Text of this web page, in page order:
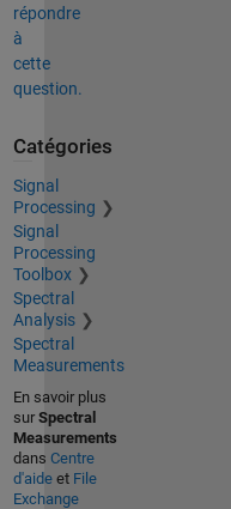
répondre
à
cette
question.
Catégories
Signal
Processing
Signal
Processing
Toolbox
Spectral
Analysis
Spectral
Measurements
En savoir plus
sur Spectral
Measurements
dans Centre
d'aideet File
Exchange